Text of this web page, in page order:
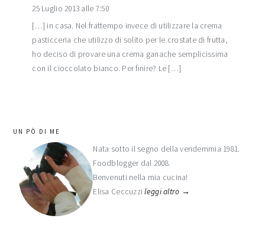
25 Luglio 2013 alle 7:50
[…] in casa. Nel frattempo invece di utilizzare la crema
pasticceria che utilizzo di solito per le crostate di frutta,
ho deciso di provare una crema ganache semplicissima
con il cioccolato bianco. Per finire? Le […]
barra
laterale
primaria
UN PÒ DI ME
Nata sotto il segno della vendemmia 1981.
Foodblogger dal 2008.
Benvenuti nella mia cucina!
Elisa Ceccuzzileggi altro →